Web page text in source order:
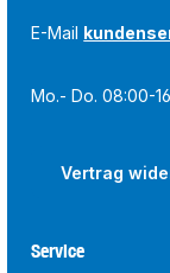
E-Mail
Mo.- Do. 08:00-
Vertrag
Service